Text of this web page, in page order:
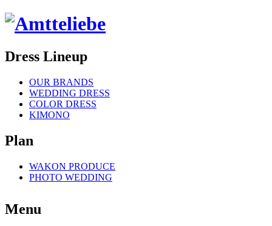
Dress Lineup
OUR BRANDS
WEDDING DRESS
COLOR DRESS
KIMONO
Plan
WAKON PRODUCE
PHOTO WEDDING
Menu